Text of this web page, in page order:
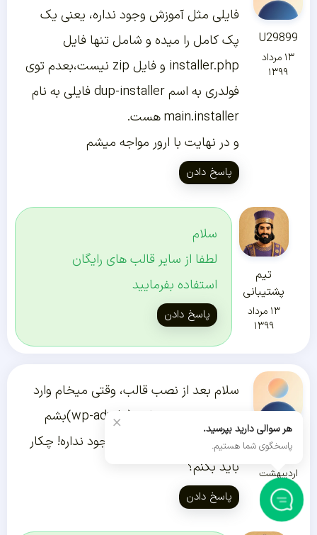
U29899
۱۳ مرداد
۱۳۹۹
فایلی مثل آموزش وجود نداره، یعنی یک
پک کامل را میده و شامل تنها فایل
installer.php و فایل zip نیست،بعدم توی
فولدری به اسم dup-installer فایلی به نام
main.installer هست.
و در نهایت با ارور مواجه میشم
پاسخ دادن
تیم
پشتیبانی
۱۳ مرداد
۱۳۹۹
سلام
لطفا از سایر قالب های رایگان
استفاده بفرمایید
پاسخ دادن
U27596
اردیبهشت
۱۳۹۹
سلام بعد از نصب قالب، وقتی میخام وارد
بخش مدیریت سایت(wp-admin)بشم
میگه چنین نام کاربری ای وجود نداره! چکار
باید بکنم؟
پاسخ دادن
× هر سوالی دارید بپرسید.
پاسخگوی شما هستیم.